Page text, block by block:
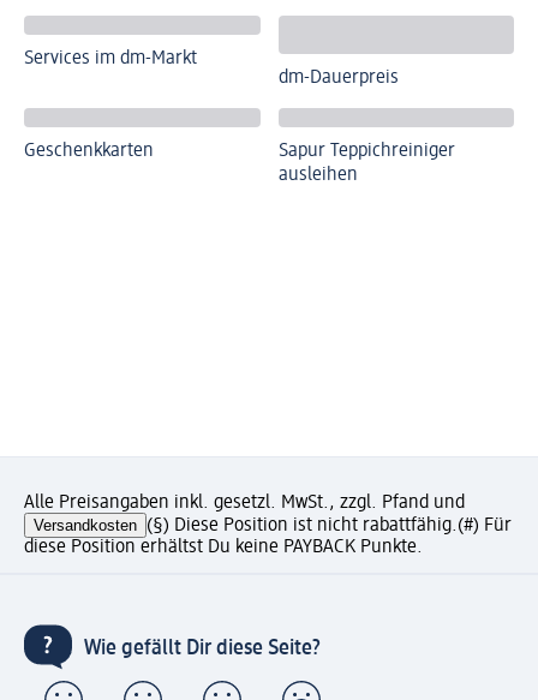
Services im dm-Markt
dm-Dauerpreis
Geschenkkarten
Sapur Teppichreiniger
ausleihen
Alle Preisangaben inkl. gesetzl. MwSt., zzgl. Pfand und
Versandkosten (§) Diese Position ist nicht rabattfähig.(#) Für
diese Position erhältst Du keine PAYBACK Punkte.
Wie gefällt Dir diese Seite?